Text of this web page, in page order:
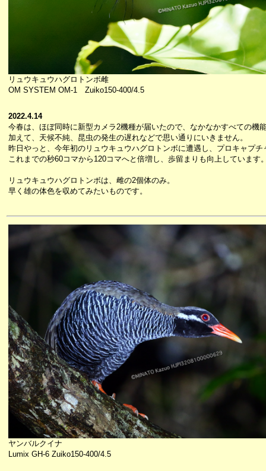
リュウキュウハグロトンボ雌
OM SYSTEM OM-1 Zuiko150-400/4.5
2022.4.14
今春は、ほぼ同時に新型カメラ2機種が届いたので、なかなかすべての機
加えて、天候不純、昆虫の発生の遅れなどで思い通りにいきません。
昨日やっと、今年初のリュウキュウハグロトンボに遭遇し、プロキャプ
これまでの秒60コマから120コマへと倍増し、歩留まりも向上しています
リュウキュウハグロトンボは、雌の2個体のみ。
早く雄の体色を収めてみたいものです。
ヤンバルクイナ
Lumix GH-6 Zuiko150-400/4.5